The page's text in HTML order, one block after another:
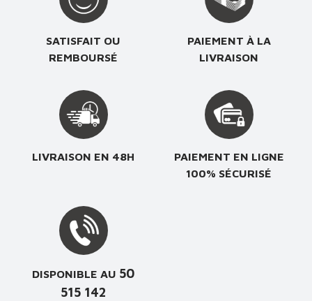
SATISFAIT OU
REMBOURSÉ
PAIEMENT À LA
LIVRAISON
LIVRAISON EN 48H
PAIEMENT EN LIGNE
100% SÉCURISÉ
DISPONIBLE AU 50
515 142